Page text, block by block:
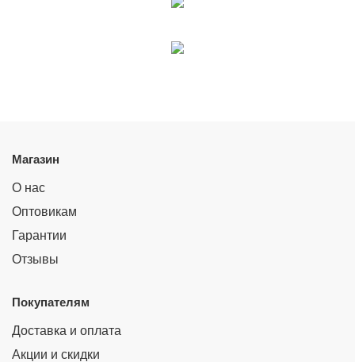
Магазин
О нас
Оптовикам
Гарантии
Отзывы
Покупателям
Доставка и оплата
Акции и скидки